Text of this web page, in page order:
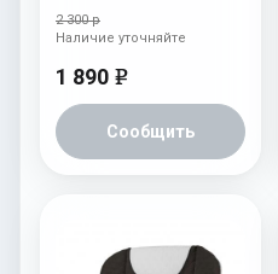
2 300 р
1 890 e
Сообщить
Наличие уточняйте